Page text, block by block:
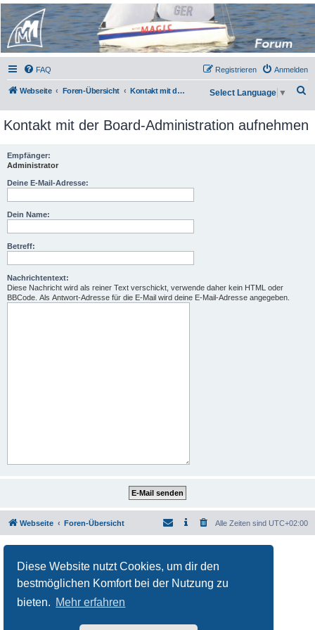
Diese Website nutzt Cookies, um dir den
bestmöglichen Komfort bei der Nutzung zu
bieten. Mehr erfahren
Micro Magic Forum
Deutschland
FAQ Anmelden
Registrieren
Webseite Foren-Übersicht Kontakt mit der Board-Administration aufnehmen
c
Select Language ▼
Kontakt mit der Board-Administration aufnehmen
Empfänger:
Administrator
Deine E-Mail-Adresse:
Dein Name:
Betreff:
Nachrichtentext:
Diese Nachricht wird als reiner Text verschickt, verwende daher kein HTML oder
BBCode. Als Antwort-Adresse für die E-Mail wird deine E-Mail-Adresse angegeben.
Webseite Foren-Übersicht Alle Zeiten sind UTC+02:00
Deutsche Übersetzung durchphpBB.de
Nutzungsbedingungen